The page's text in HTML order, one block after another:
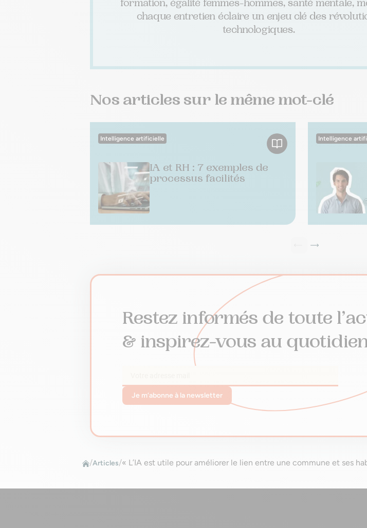
formation, égalité femmes-hommes, santé mentale,
chaque entretien éclaire un enjeu clé des
technologiques.
Nos articles sur le même mot-clé
Intelligence artificielle
IA et RH : 7 exemples de
processus facilités
Intelligence
Restez informés de toute
& inspirez-vous au
Je m’abonne à la newsletter
/Articles/« L’IA est utile pour améliorer le lien entre une commune et ses